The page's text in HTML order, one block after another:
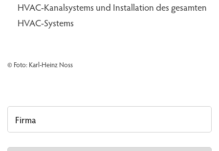
HVAC-Kanalsystems und Installation des gesamten
HVAC-Systems
© Foto: Karl-Heinz Noss